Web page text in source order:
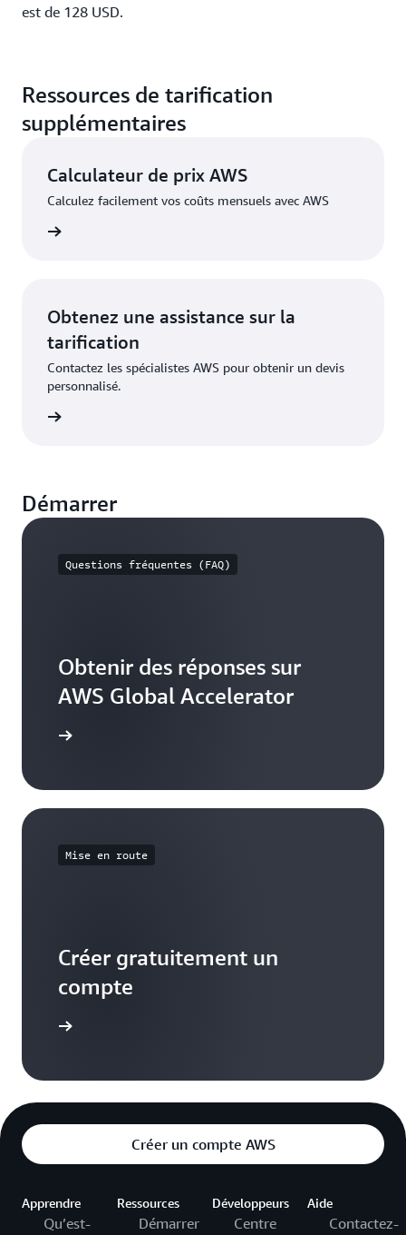
est de 128 USD.
Ressources de tarification
supplémentaires
Calculateur de prix AWS
Calculez facilement vos coûts mensuels avec AWS
Obtenez une assistance sur la
tarification
Contactez les spécialistes AWS pour obtenir un devis
personnalisé.
Démarrer
Questions fréquentes (FAQ)
Obtenir des réponses sur
AWS Global Accelerator
Mise en route
Créer gratuitement un
compte
Créer un compte AWS
Apprendre
Qu’est-
Ressources
Démarrer
Développeurs
Centre
Aide
Contactez-